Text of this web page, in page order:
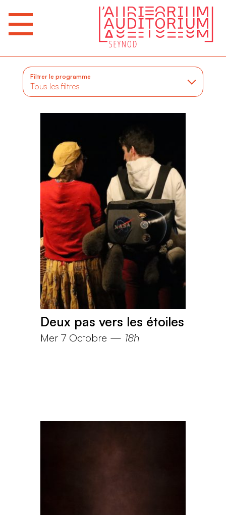
Filtrer le programme
Tous les filtres
Deux pas vers les étoiles
Mer 7 Octobre — 18h